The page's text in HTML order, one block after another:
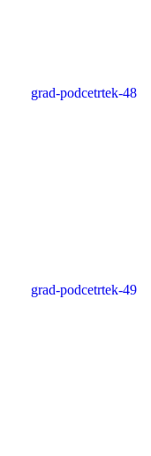
grad-podcetrtek-48
grad-podcetrtek-49